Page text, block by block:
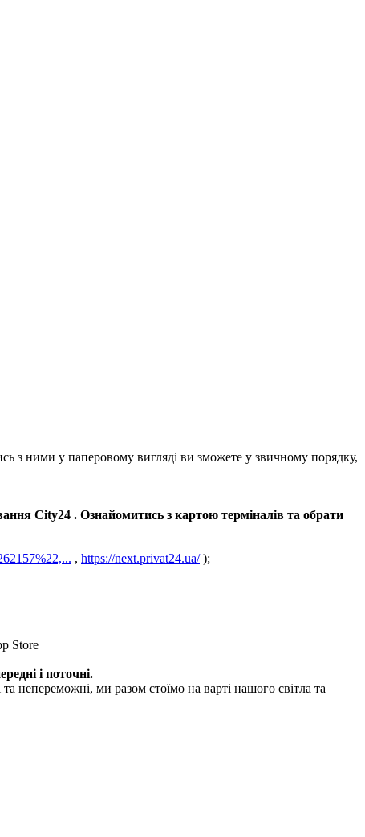
ними у паперовому вигляді ви зможете у звичному порядку,
City24 . Ознайомитись з картою терміналів та обрати
, https://next.privat24.ua/);
Store
і поточні.
ми разом стоїмо на варті нашого світла та